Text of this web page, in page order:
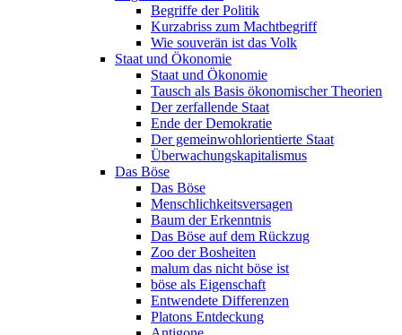
Begriffe der Politik
Kurzabriss zum Machtbegriff
Wie souverän ist das Volk
Staat und Ökonomie
Staat und Ökonomie
Tausch als Basis ökonomischer Theorien
Der zerfallende Staat
Ende der Demokratie
Der gemeinwohlorientierte Staat
Überwachungskapitalismus
Das Böse
Das Böse
Menschlichkeitsversagen
Baum der Erkenntnis
Das Böse auf dem Rückzug
Zoo der Bosheiten
malum das nicht böse ist
böse als Eigenschaft
Entwendete Differenzen
Platons Entdeckung